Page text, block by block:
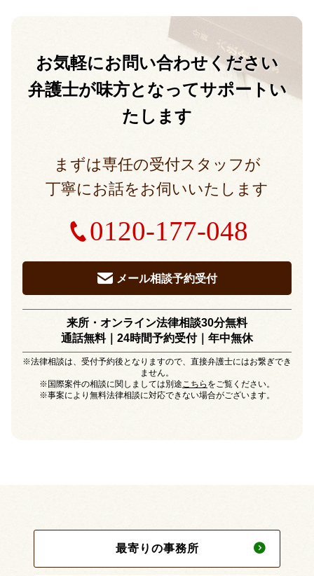
お気軽にお問い合わせください
弁護士が味方となってサポートい
たします
まずは専任の受付スタッフが
丁寧にお話をお伺いいたします
0120-177-048
メール相談予約受付
来所・オンライン法律相談30分無料
通話無料｜24時間予約受付｜年中無休
※法律相談は、受付予約後となりますので、直接弁護士にはお繋ぎでき
ません。
※国際案件の相談に関しましては別途こちら をご覧ください。
※事案により無料法律相談に対応できない場合がございます。
最寄りの事務所